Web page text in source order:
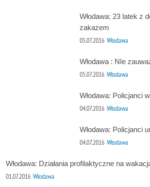
Włodawa: 23 latek z
zakazem
05.07.2016 Włodawa
Włodawa : NIe
05.07.2016 Włodawa
Włodawa: Policjanci
04.07.2016 Włodawa
Włodawa: Policjanci
04.07.2016 Włodawa
Włodawa: Działania profilaktyczne na
01.07.2016 Włodawa